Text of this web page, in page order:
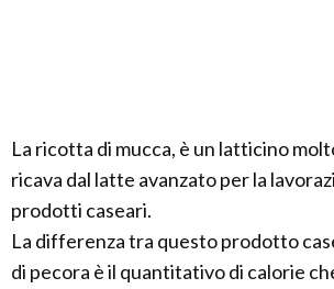
La ricotta di mucca, è un latticino
ricava dal latte avanzato per la
prodotti caseari.
La differenza tra questo prodotto
di pecora è il quantitativo di calorie